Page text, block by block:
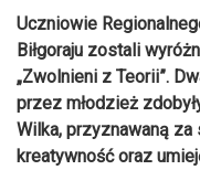
Uczniowie
Biłgoraju zostali
„Zwolnieni z Teorii”.
przez młodzież
Wilka, przyznawaną za
kreatywność oraz